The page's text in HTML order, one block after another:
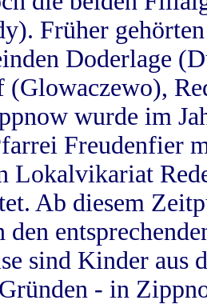
Früher
Doderlage
wurde im
Freudenfier
Lokalvikariat
Ab diesem
den
sind Kinder aus
- in